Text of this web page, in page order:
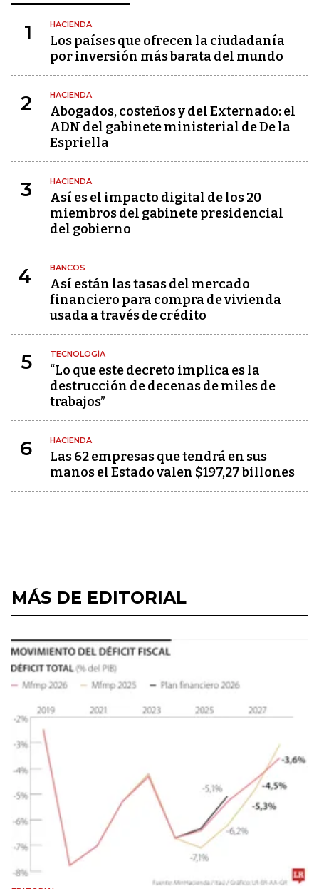
1 HACIENDA
Los países que ofrecen la ciudadanía
por inversión más barata del mundo
2 HACIENDA
Abogados, costeños y del Externado: el
ADN del gabinete ministerial de De la
Espriella
3 HACIENDA
Así es el impacto digital de los 20
miembros del gabinete presidencial
del gobierno
4 BANCOS
Así están las tasas del mercado
financiero para compra de vivienda
usada a través de crédito
5 TECNOLOGÍA
“Lo que este decreto implica es la
destrucción de decenas de miles de
trabajos”
6 HACIENDA
Las 62 empresas que tendrá en sus
manos el Estado valen $197,27 billones
MÁS DE EDITORIAL